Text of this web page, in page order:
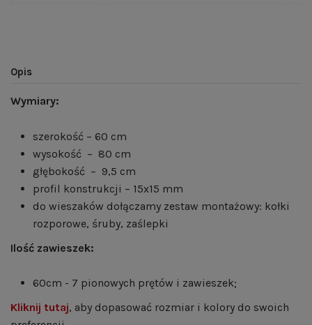
Opis
Wymiary:
szerokość – 60 cm
wysokość – 80 cm
głębokość – 9,5 cm
profil konstrukcji – 15x15 mm
do wieszaków dołączamy zestaw montażowy: kołki
rozporowe, śruby, zaślepki
Ilość zawieszek:
60cm - 7 pionowych prętów i zawieszek;
Kliknij tutaj, aby dopasować rozmiar i kolory do swoich